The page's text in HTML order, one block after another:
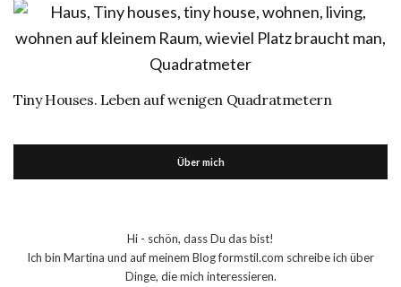
Tiny Houses. Leben auf wenigen Quadratmetern
Über mich
Hi - schön, dass Du das bist!
Ich bin Martina und auf meinem Blog formstil.com schreibe ich über
Dinge, die mich interessieren.